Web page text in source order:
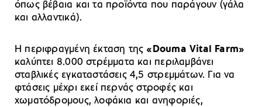
όπως βέβαια και τα προϊόντα που παράγουν (γάλα
και αλλαντικά).
Η περιφραγμένη έκταση της «Douma Vital Farm»
καλύπτει 8.000 στρέμματα και περιλαμβάνει
σταβλικές εγκαταστάσεις 4,5 στρεμμάτων. Για να
φτάσεις μέχρι εκεί περνάς στροφές και
χωματόδρομους, λοφάκια και ανηφοριές,